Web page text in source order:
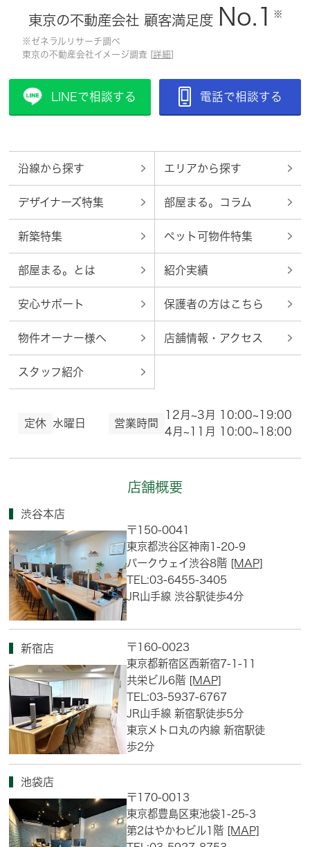
東京の不動産会社 顧客満足度 No.1 ※
※ゼネラルリサーチ調べ
東京の不動産会社イメージ調査 [詳細]
LINEで相談する 電話で相談する
沿線から探す エリアから探す
デザイナーズ特集 部屋まる。コラム
新築特集 ペット可物件特集
部屋まる。とは 紹介実績
安心サポート 保護者の方はこちら
物件オーナー様へ 店舗情報・アクセス
スタッフ紹介
定休 水曜日 営業時間
12月~3月 10:00~19:00
4月~11月 10:00~18:00
店舗概要
渋谷本店
〒150-0041
東京都渋谷区神南1-20-9
パークウェイ渋谷8階 [MAP]
TEL:03-6455-3405
JR山手線 渋谷駅徒歩4分
新宿店
〒160-0023
東京都新宿区西新宿7-1-11
共栄ビル6階 [MAP]
TEL:03-5937-6767
JR山手線 新宿駅徒歩5分
東京メトロ丸の内線 新宿駅徒
歩2分
池袋店
〒170-0013
東京都豊島区東池袋1-25-3
第2はやかわビル1階 [MAP]